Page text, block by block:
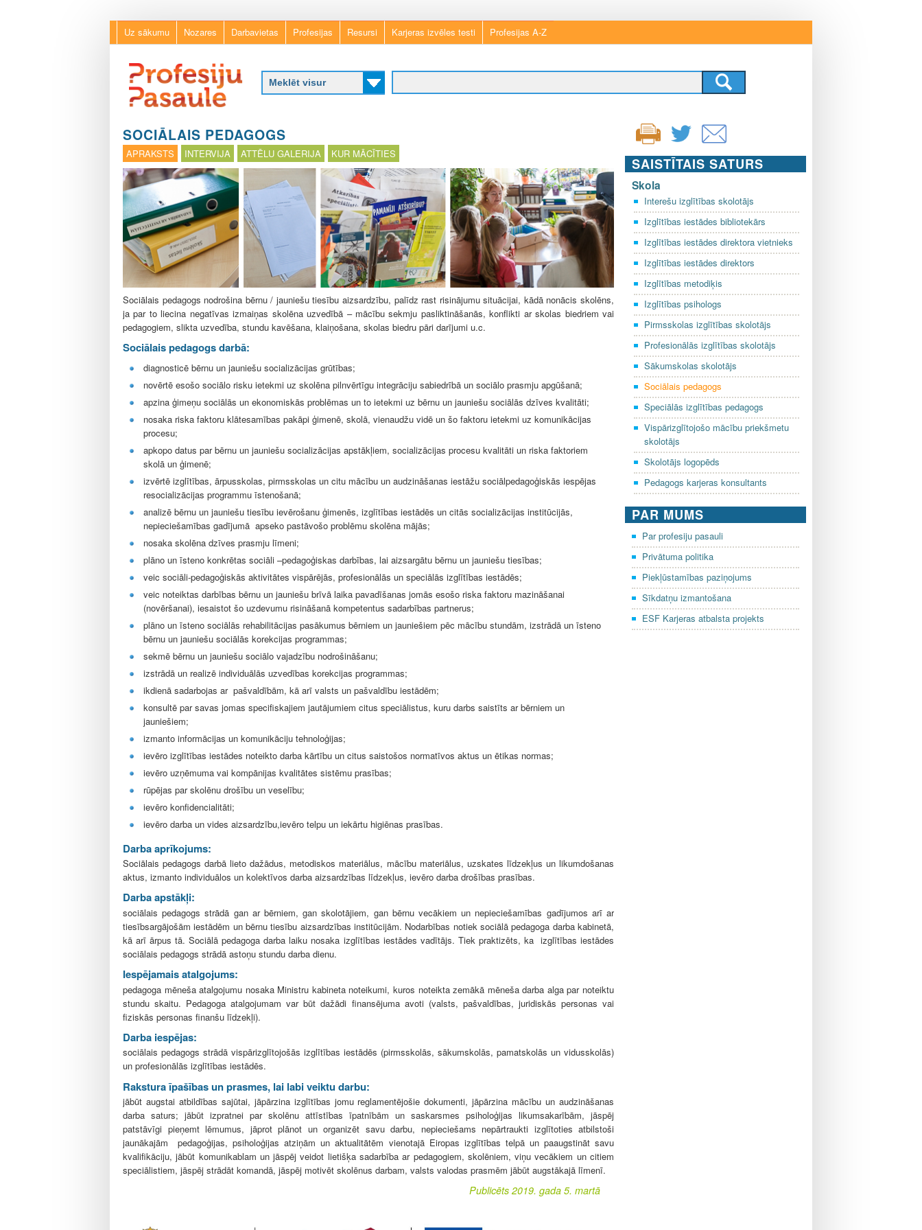
Skip
to
Uz sākumu Nozares Darbavietas Profesijas Resursi Karjeras izvēles testi Profesijas A-Z
r
o
f
e
s
i
j
u
p
a
a
u
l
e
SOCIĀLAIS PEDAGOGS
APRAKSTS INTERVIJA ATTĒLU GALERIJA KUR MĀCĪTIES
Sociālais pedagogs nodrošina bērnu / jauniešu tiesību aizsardzību, palīdz rast risinājumu situācijai, kādā nonācis skolēns,
ja par to liecina negatīvas izmaiņas skolēna uzvedībā – mācību sekmju pasliktināšanās, konflikti ar skolas biedriem vai
pedagogiem, slikta uzvedība, stundu kavēšana, klaiņošana, skolas biedru pāri darījumi u.c.
Sociālais pedagogs darbā:
diagnosticē bērnu un jauniešu socializācijas grūtības;
novērtē esošo sociālo risku ietekmi uz skolēna pilnvērtīgu integrāciju sabiedrībā un sociālo prasmju apgūšanā;
apzina ģimeņu sociālās un ekonomiskās problēmas un to ietekmi uz bērnu un jauniešu sociālās dzīves kvalitāti;
nosaka riska faktoru klātesamības pakāpi ģimenē, skolā, vienaudžu vidē un šo faktoru ietekmi uz komunikācijas
procesu;
apkopo datus par bērnu un jauniešu socializācijas apstākļiem, socializācijas procesu kvalitāti un riska faktoriem
skolā un ģimenē;
izvērtē izglītības, ārpusskolas, pirmsskolas un citu mācību un audzināšanas iestāžu sociālpedagoģiskās iespējas
resocializācijas programmu īstenošanā;
analizē bērnu un jauniešu tiesību ievērošanu ģimenēs, izglītības iestādēs un citās socializācijas institūcijās,
nepieciešamības gadījumā apseko pastāvošo problēmu skolēna mājās;
nosaka skolēna dzīves prasmju līmeni;
plāno un īsteno konkrētas sociāli –pedagoģiskas darbības, lai aizsargātu bērnu un jauniešu tiesības;
veic sociāli-pedagoģiskās aktivitātes vispārējās, profesionālās un speciālās izglītības iestādēs;
veic noteiktas darbības bērnu un jauniešu brīvā laika pavadīšanas jomās esošo riska faktoru mazināšanai
(novēršanai), iesaistot šo uzdevumu risināšanā kompetentus sadarbības partnerus;
plāno un īsteno sociālās rehabilitācijas pasākumus bērniem un jauniešiem pēc mācību stundām, izstrādā un īsteno
bērnu un jauniešu sociālās korekcijas programmas;
sekmē bērnu un jauniešu sociālo vajadzību nodrošināšanu;
izstrādā un realizē individuālās uzvedības korekcijas programmas;
ikdienā sadarbojas ar pašvaldībām, kā arī valsts un pašvaldību iestādēm;
konsultē par savas jomas specifiskajiem jautājumiem citus speciālistus, kuru darbs saistīts ar bērniem un
jauniešiem;
izmanto informācijas un komunikāciju tehnoloģijas;
ievēro izglītības iestādes noteikto darba kārtību un citus saistošos normatīvos aktus un ētikas normas;
ievēro uzņēmuma vai kompānijas kvalitātes sistēmu prasības;
rūpējas par skolēnu drošību un veselību;
ievēro konfidencialitāti;
ievēro darba un vides aizsardzību,ievēro telpu un iekārtu higiēnas prasības.
Darba aprīkojums:
Sociālais pedagogs darbā lieto dažādus, metodiskos materiālus, mācību materiālus, uzskates līdzekļus un likumdošanas
aktus, izmanto individuālos un kolektīvos darba aizsardzības līdzekļus, ievēro darba drošības prasības.
Darba apstākļi:
sociālais pedagogs strādā gan ar bērniem, gan skolotājiem, gan bērnu vecākiem un nepieciešamības gadījumos arī ar
tiesībsargājošām iestādēm un bērnu tiesību aizsardzības institūcijām. Nodarbības notiek sociālā pedagoga darba kabinetā,
kā arī ārpus tā. Sociālā pedagoga darba laiku nosaka izglītības iestādes vadītājs. Tiek praktizēts, ka izglītības iestādes
sociālais pedagogs strādā astoņu stundu darba dienu.
Iespējamais atalgojums:
pedagoga mēneša atalgojumu nosaka Ministru kabineta noteikumi, kuros noteikta zemākā mēneša darba alga par noteiktu
stundu skaitu. Pedagoga atalgojumam var būt dažādi finansējuma avoti (valsts, pašvaldības, juridiskās personas vai
fiziskās personas finanšu līdzekļi).
Darba iespējas:
sociālais pedagogs strādā vispārizglītojošās izglītības iestādēs (pirmsskolās, sākumskolās, pamatskolās un vidusskolās)
un profesionālās izglītības iestādēs.
Rakstura īpašības un prasmes, lai labi veiktu darbu:
jābūt augstai atbildības sajūtai, jāpārzina izglītības jomu reglamentējošie dokumenti, jāpārzina mācību un audzināšanas
darba saturs; jābūt izpratnei par skolēnu attīstības īpatnībām un saskarsmes psiholoģijas likumsakarībām, jāspēj
patstāvīgi pieņemt lēmumus, jāprot plānot un organizēt savu darbu, nepieciešams nepārtraukti izglītoties atbilstoši
jaunākajām pedagoģijas, psiholoģijas atziņām un aktualitātēm vienotajā Eiropas izglītības telpā un paaugstināt savu
kvalifikāciju, jābūt komunikablam un jāspēj veidot lietišķa sadarbība ar pedagogiem, skolēniem, viņu vecākiem un citiem
speciālistiem, jāspēj strādāt komandā, jāspēj motivēt skolēnus darbam, valsts valodas prasmēm jābūt augstākajā līmenī.
Publicēts 2019. gada 5. martā
SAISTĪTAIS SATURS
Skola
Interešu izglītības skolotājs
Izglītības iestādes bibliotekārs
Izglītības iestādes direktora vietnieks
Izglītības iestādes direktors
Izglītības metodiķis
Izglītības psihologs
Pirmsskolas izglītības skolotājs
Profesionālās izglītības skolotājs
Sākumskolas skolotājs
Sociālais pedagogs
Speciālās izglītības pedagogs
Vispārizglītojošo mācību priekšmetu
skolotājs
Skolotājs logopēds
Pedagogs karjeras konsultants
PAR MUMS
Par profesiju pasauli
Privātuma politika
Piekļūstamības paziņojums
Sīkdatņu izmantošana
ESF Karjeras atbalsta projekts